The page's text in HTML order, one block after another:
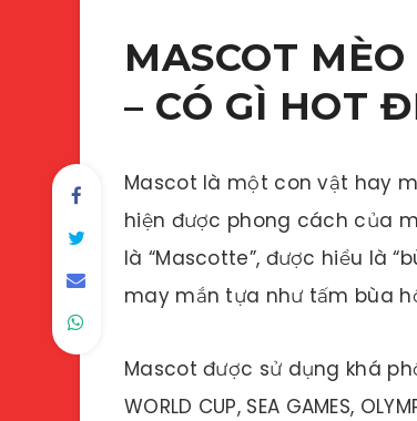
MASCOT
– CÓ GÌ HOT
Mascot là một con vật hay
hiện được phong cách của
là “Mascotte”, được hiểu là
may mắn tựa như tấm bùa
Mascot được sử dụng khá
WORLD CUP, SEA GAMES,